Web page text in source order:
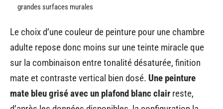
grandes surfaces murales
Le choix d’une couleur de peinture pour une chambre
adulte repose donc moins sur une teinte miracle que
sur la combinaison entre tonalité désaturée, finition
mate et contraste vertical bien dosé. Une peinture
mate bleu grisé avec un plafond blanc clair reste,